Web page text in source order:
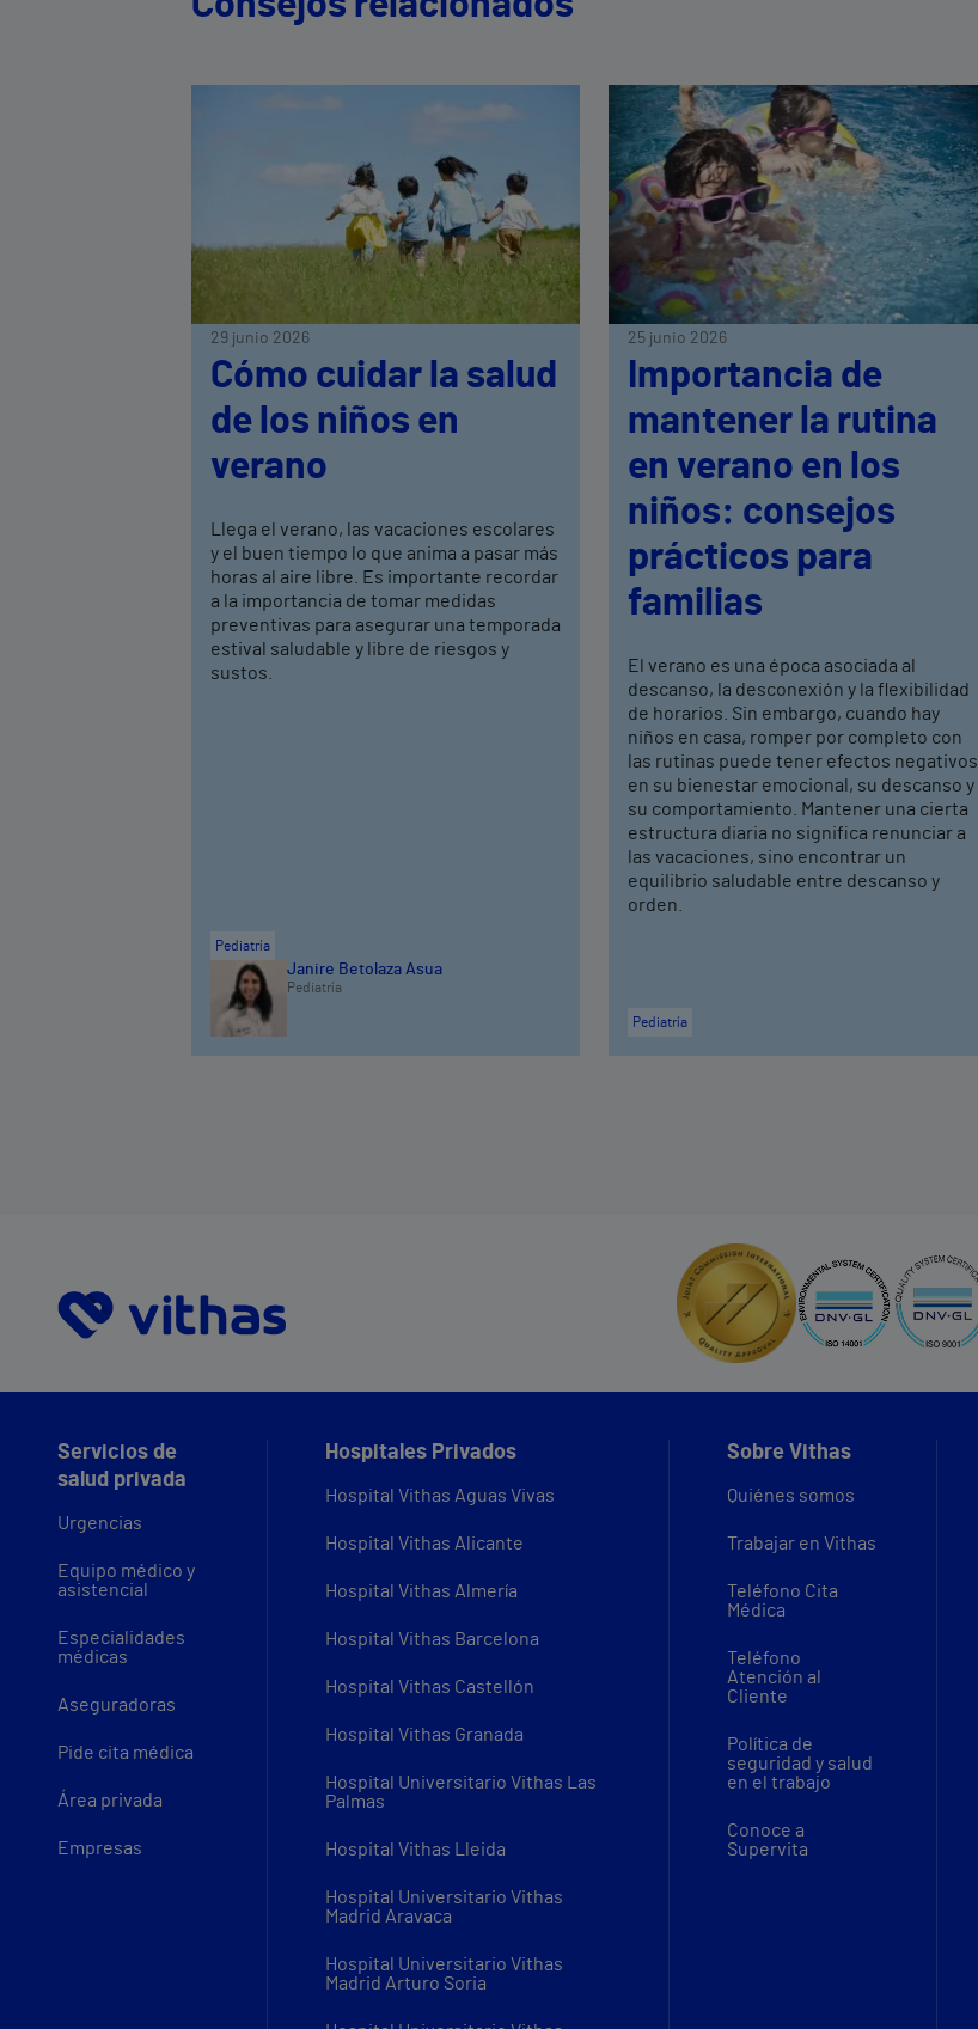
29 junio 2026
Cómo cuidar la salud
de los niños en
verano
Llega el verano, las vacaciones escolares
y el buen tiempo lo que anima a pasar más
horas al aire libre. Es importante recordar
a la importancia de tomar medidas
preventivas para asegurar una temporada
estival saludable y libre de riesgos y
sustos.
Pediatría
Janire Betolaza Asua
Pediatría
25 junio 2026
Importancia de
mantener la rutina
en verano en los
niños: consejos
prácticos para
familias
El verano es una época asociada al
descanso, la desconexión y la flexibilidad
de horarios. Sin embargo, cuando hay
niños en casa, romper por completo con
las rutinas puede tener efectos negativos
en su bienestar emocional, su descanso y
su comportamiento. Mantener una cierta
estructura diaria no significa renunciar a
las vacaciones, sino encontrar un
equilibrio saludable entre descanso y
orden.
Pediatría
Servicios de
salud privada
Urgencias
Equipo médico y
asistencial
Especialidades
médicas
Aseguradoras
Pide cita médica
Área privada
Empresas
Hospitales Privados
Hospital Vithas Aguas Vivas
Hospital Vithas Alicante
Hospital Vithas Almería
Hospital Vithas Barcelona
Hospital Vithas Castellón
Hospital Vithas Granada
Hospital Universitario Vithas Las
Palmas
Hospital Vithas Lleida
Hospital Universitario Vithas
Madrid Aravaca
Hospital Universitario Vithas
Madrid Arturo Soria
Sobre Vithas
Quiénes somos
Trabajar en Vithas
Teléfono Cita
Médica
Teléfono
Atención al
Cliente
Política de
seguridad y salud
en el trabajo
Conoce a
Supervita